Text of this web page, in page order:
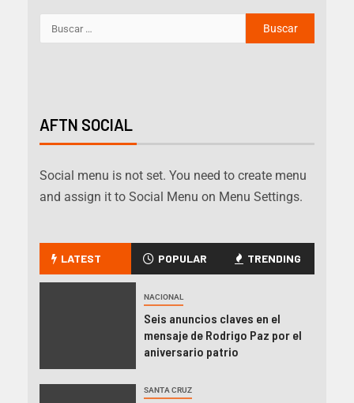
AFTN SOCIAL
Social menu is not set. You need to create menu
and assign it to Social Menu on Menu Settings.
LATEST POPULAR TRENDING
NACIONAL
Seis anuncios claves en el
mensaje de Rodrigo Paz por el
aniversario patrio
SANTA CRUZ